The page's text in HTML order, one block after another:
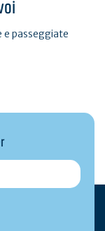
passeggiate